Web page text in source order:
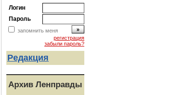
Логин
Пароль
запомнить меня
регистрация
забыли пароль?
Редакция
Архив Ленправды